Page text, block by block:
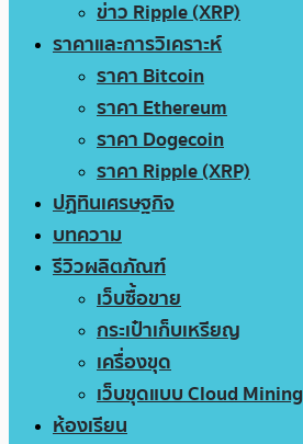
ข่าว Ripple (XRP)
ราคาและการวิเคราะห์
ราคา Bitcoin
ราคา Ethereum
ราคา Dogecoin
ราคา Ripple (XRP)
ปฏิทินเศรษฐกิจ
บทความ
รีวิวผลิตภัณฑ์
เว็บซื้อขาย
กระเป๋าเก็บเหรียญ
เครื่องขุด
เว็บขุดแบบ Cloud Mining
ห้องเรียน